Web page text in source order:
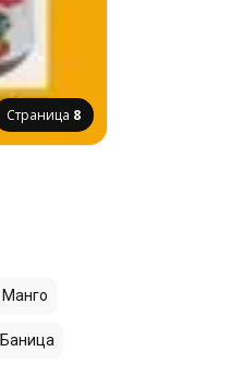
Страница 8
Манго
Баница